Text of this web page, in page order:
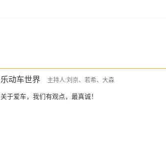
乐动车世界 主持人:刘京、若希、大森
关于爱车，我们有观点，最真诚！